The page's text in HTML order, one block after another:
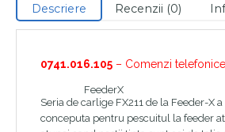
Descriere Recenzii (0)
0741.016.105 – Comenzi
FeederX
Seria de carlige FX211 de la Feeder-X
conceputa pentru pescuitul la feeder